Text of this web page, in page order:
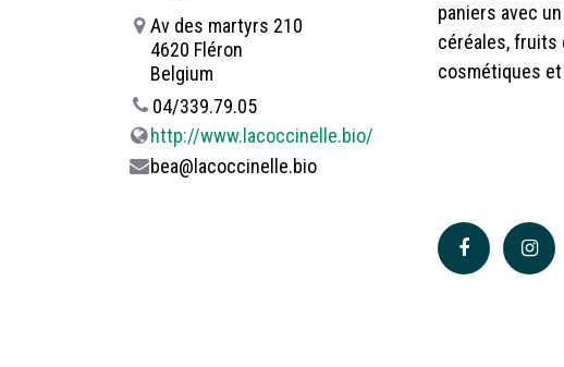
Av des martyrs 210
4620 Fléron
Belgium
04/339.79.05
http://www.lacoccinelle.bio/
bea@lacoccinelle.bio
paniers avec
céréales, fruits
cosmétiques